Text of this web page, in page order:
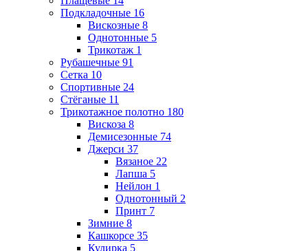
Подкладочные 16
Вискозные 8
Однотонные 5
Трикотаж 1
Рубашечные 91
Сетка 10
Спортивные 24
Стёганые 11
Трикотажное полотно 180
Вискоза 8
Демисезонные 74
Джерси 37
Вязаное 22
Лапша 5
Нейлон 1
Однотонный 2
Принт 7
Зимние 8
Кашкорсе 35
Кулирка 5